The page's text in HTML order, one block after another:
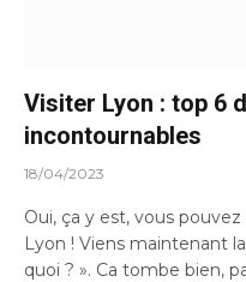
Visiter Lyon : top 6
incontournables
18/04/2023
Oui, ça y est, vous
Lyon ! Viens maintenant
quoi ? ». Ca tombe bien,